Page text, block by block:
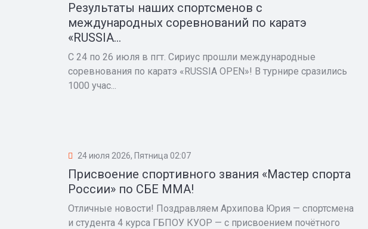
Результаты наших спортсменов с
международных соревнований по каратэ
«RUSSIA...
С 24 по 26 июля в пгт. Сириус прошли международные
соревнования по каратэ «RUSSIA OPEN»! В турнире сразились
1000 учас...
24 июля 2026, Пятница 02:07
Присвоение спортивного звания «Мастер спорта
России» по СБЕ ММА!
Отличные новости! Поздравляем Архипова Юрия — спортсмена
и студента 4 курса ГБПОУ КУОР — с присвоением почётного